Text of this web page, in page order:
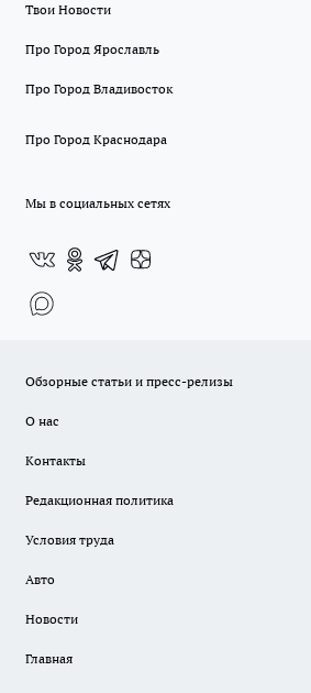
Твои Новости
Про Город Ярославль
Про Город Владивосток
Про Город Краснодара
Мы в социальных сетях
Обзорные статьи и пресс-релизы
О нас
Контакты
Редакционная политика
Условия труда
Авто
Новости
Главная